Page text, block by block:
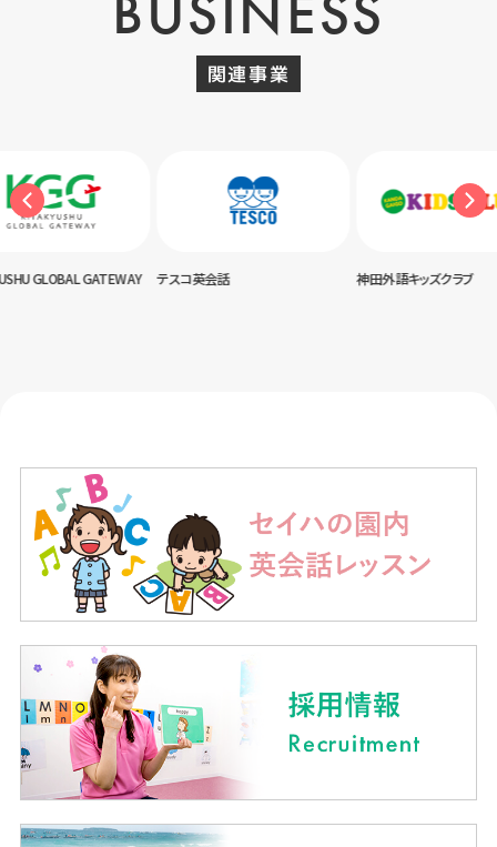
関連事業
GLOBAL GATEWAY テスコ英会話 神田外語キッズクラブ